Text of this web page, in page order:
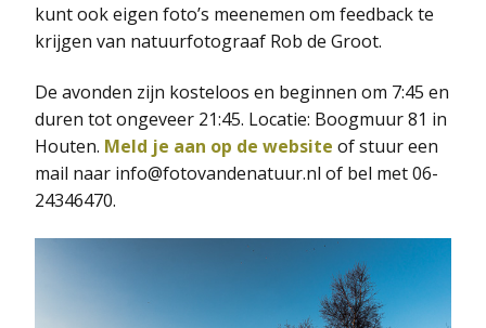
kunt ook eigen foto’s meenemen om feedback te
krijgen van natuurfotograaf Rob de Groot.
De avonden zijn kosteloos en beginnen om 7:45 en
duren tot ongeveer 21:45. Locatie: Boogmuur 81 in
Houten. Meld je aan op de website of stuur een
mail naar info@fotovandenatuur.nl of bel met 06-
24346470.